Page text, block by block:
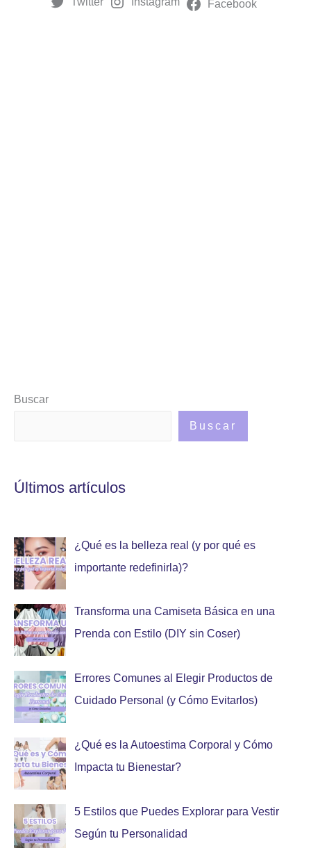
Facebook
Buscar
Buscar
Últimos artículos
¿Qué es la belleza real (y por qué es
importante redefinirla)?
Transforma una Camiseta Básica en una
Prenda con Estilo (DIY sin Coser)
Errores Comunes al Elegir Productos de
Cuidado Personal (y Cómo Evitarlos)
¿Qué es la Autoestima Corporal y Cómo
Impacta tu Bienestar?
5 Estilos que Puedes Explorar para Vestir
Según tu Personalidad